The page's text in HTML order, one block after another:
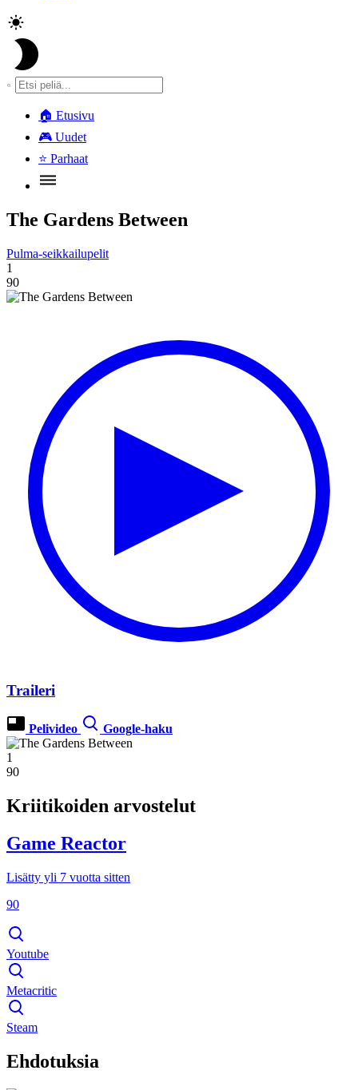
🏠 Etusivu
🎮 Uudet
⭐ Parhaat
The Gardens Between
Pulma-seikkailupelit
1
90
Traileri
Pelivideo Google-haku
1
90
Kriitikoiden arvostelut
Game Reactor
Lisätty yli 7 vuotta sitten
90
Youtube
Metacritic
Steam
Ehdotuksia